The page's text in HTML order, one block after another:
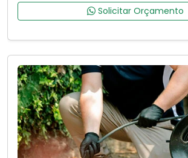
Solicitar Orçamento